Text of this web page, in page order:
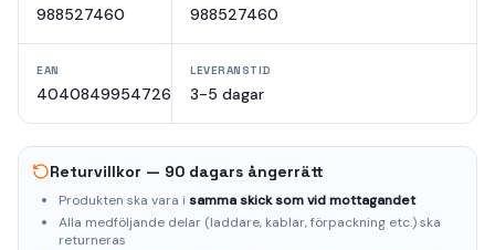
988527460 988527460
EAN
4040849954726
LEVERANSTID
3-5 dagar
Returvillkor — 90 dagars ångerrätt
Produkten ska vara i samma skick som vid mottagandet
Alla medföljande delar (laddare, kablar, förpackning etc.) ska
returneras